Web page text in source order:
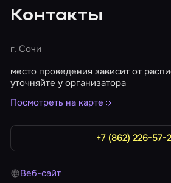
Контакты
г. Сочи
место проведения зависит от
уточняйте у организатора
Посмотреть на карте
+7 (862) 226-57-
Веб-сайт